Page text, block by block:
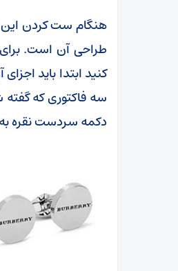
طراحی آن است.
کنید ابتدا باید
سه فاکتوری که
دکمه سردست نقره